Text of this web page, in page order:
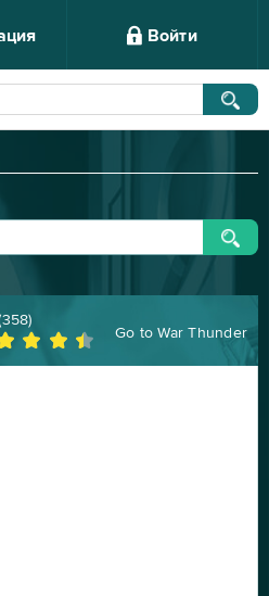
Войти
358)
Go toWar Thunder